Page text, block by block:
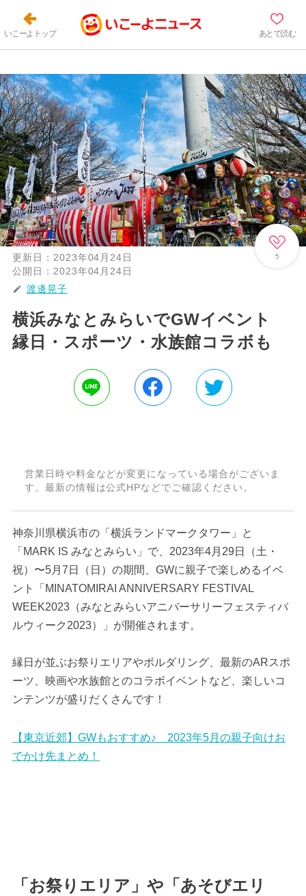
いこーよトップ あとで読む
5
更新日： 2023年04月24日
公開日： 2023年04月24日
渡邊晃子
横浜みなとみらいでGWイベント
縁日・スポーツ・水族館コラボも
営業日時や料金などが変更になっている場合がございま
す。最新の情報は公式HPなどでご確認ください。
神奈川県横浜市の「横浜ランドマークタワー」と
「MARK IS みなとみらい」で、2023年4月29日（土・
祝）〜5月7日（日）の期間、GWに親子で楽しめるイベ
ント「MINATOMIRAI ANNIVERSARY FESTIVAL
WEEK2023（みなとみらいアニバーサリーフェスティバ
ルウィーク2023）」が開催されます。
縁日が並ぶお祭りエリアやボルダリング、最新のARスポ
ーツ、映画や水族館とのコラボイベントなど、楽しいコ
ンテンツが盛りだくさんです！
【東京近郊】GWもおすすめ♪ 2023年5月の親子向けお
でかけ先まとめ！
「お祭りエリア」や「あそびエリ